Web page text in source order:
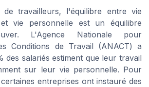
de travailleurs, l'équilibre entre vie
et vie personnelle est un équilibre
L'Agence Nationale pour
Conditions de Travail (ANACT) a
des salariés estiment que leur travail
sur leur vie personnelle. Pour
entreprises ont instauré des